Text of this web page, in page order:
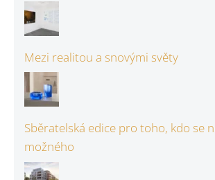
Mezi realitou a snovými světy
Sběratelská edice pro toho, kdo se
možného